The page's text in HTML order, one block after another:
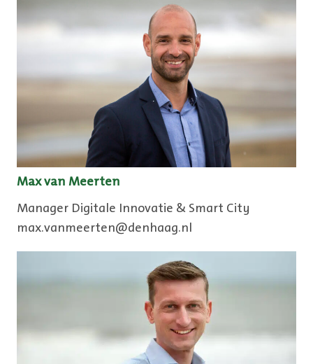
Max van Meerten
Manager Digitale Innovatie & Smart City
max.vanmeerten@denhaag.nl